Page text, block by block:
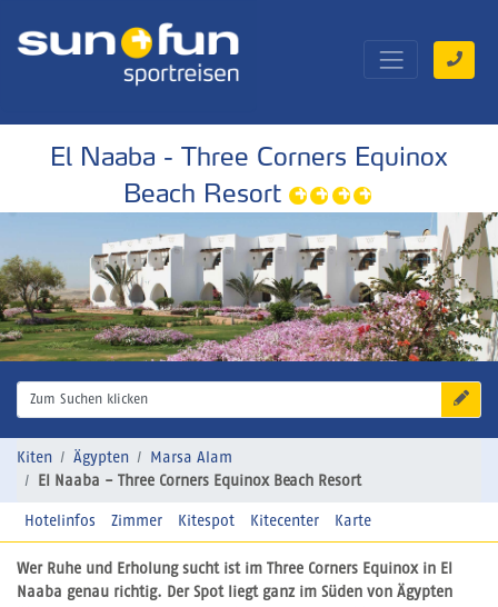
El Naaba - Three Corners Equinox
Beach Resort
Zum Suchen klicken
Kiten Ägypten
Marsa Alam
El Naaba - Three Corners Equinox Beach Resort
Hotelinfos Zimmer Kitespot Kitecenter Karte
Wer Ruhe und Erholung sucht ist im Three Corners Equinox in El
Naaba genau richtig. Der Spot liegt ganz im Süden von Ägypten